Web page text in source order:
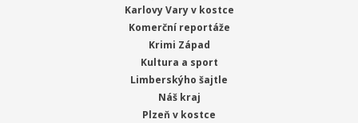
Karlovy Vary v kostce
Komerční reportáže
Krimi Západ
Kultura a sport
Limberskýho šajtle
Náš kraj
Plzeň v kostce